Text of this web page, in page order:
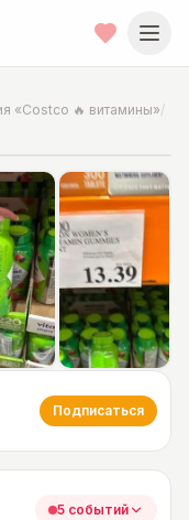
«Costco 🔥 витамины»/
Подписаться
5 событий